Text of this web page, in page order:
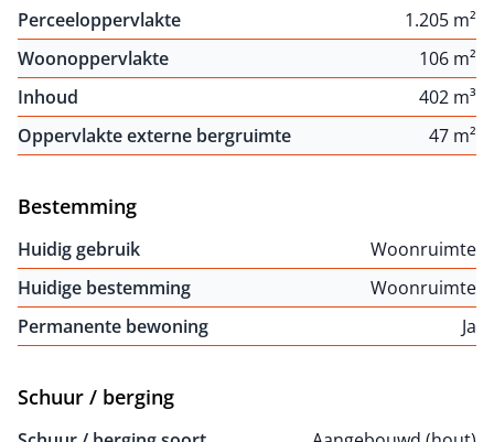
Perceeloppervlakte
1.205 m²
Woonoppervlakte
106 m²
Inhoud
402 m³
Oppervlakte externe bergruimte
47 m²
Bestemming
Huidig gebruik
Woonruimte
Huidige bestemming
Woonruimte
Permanente bewoning
Ja
Schuur / berging